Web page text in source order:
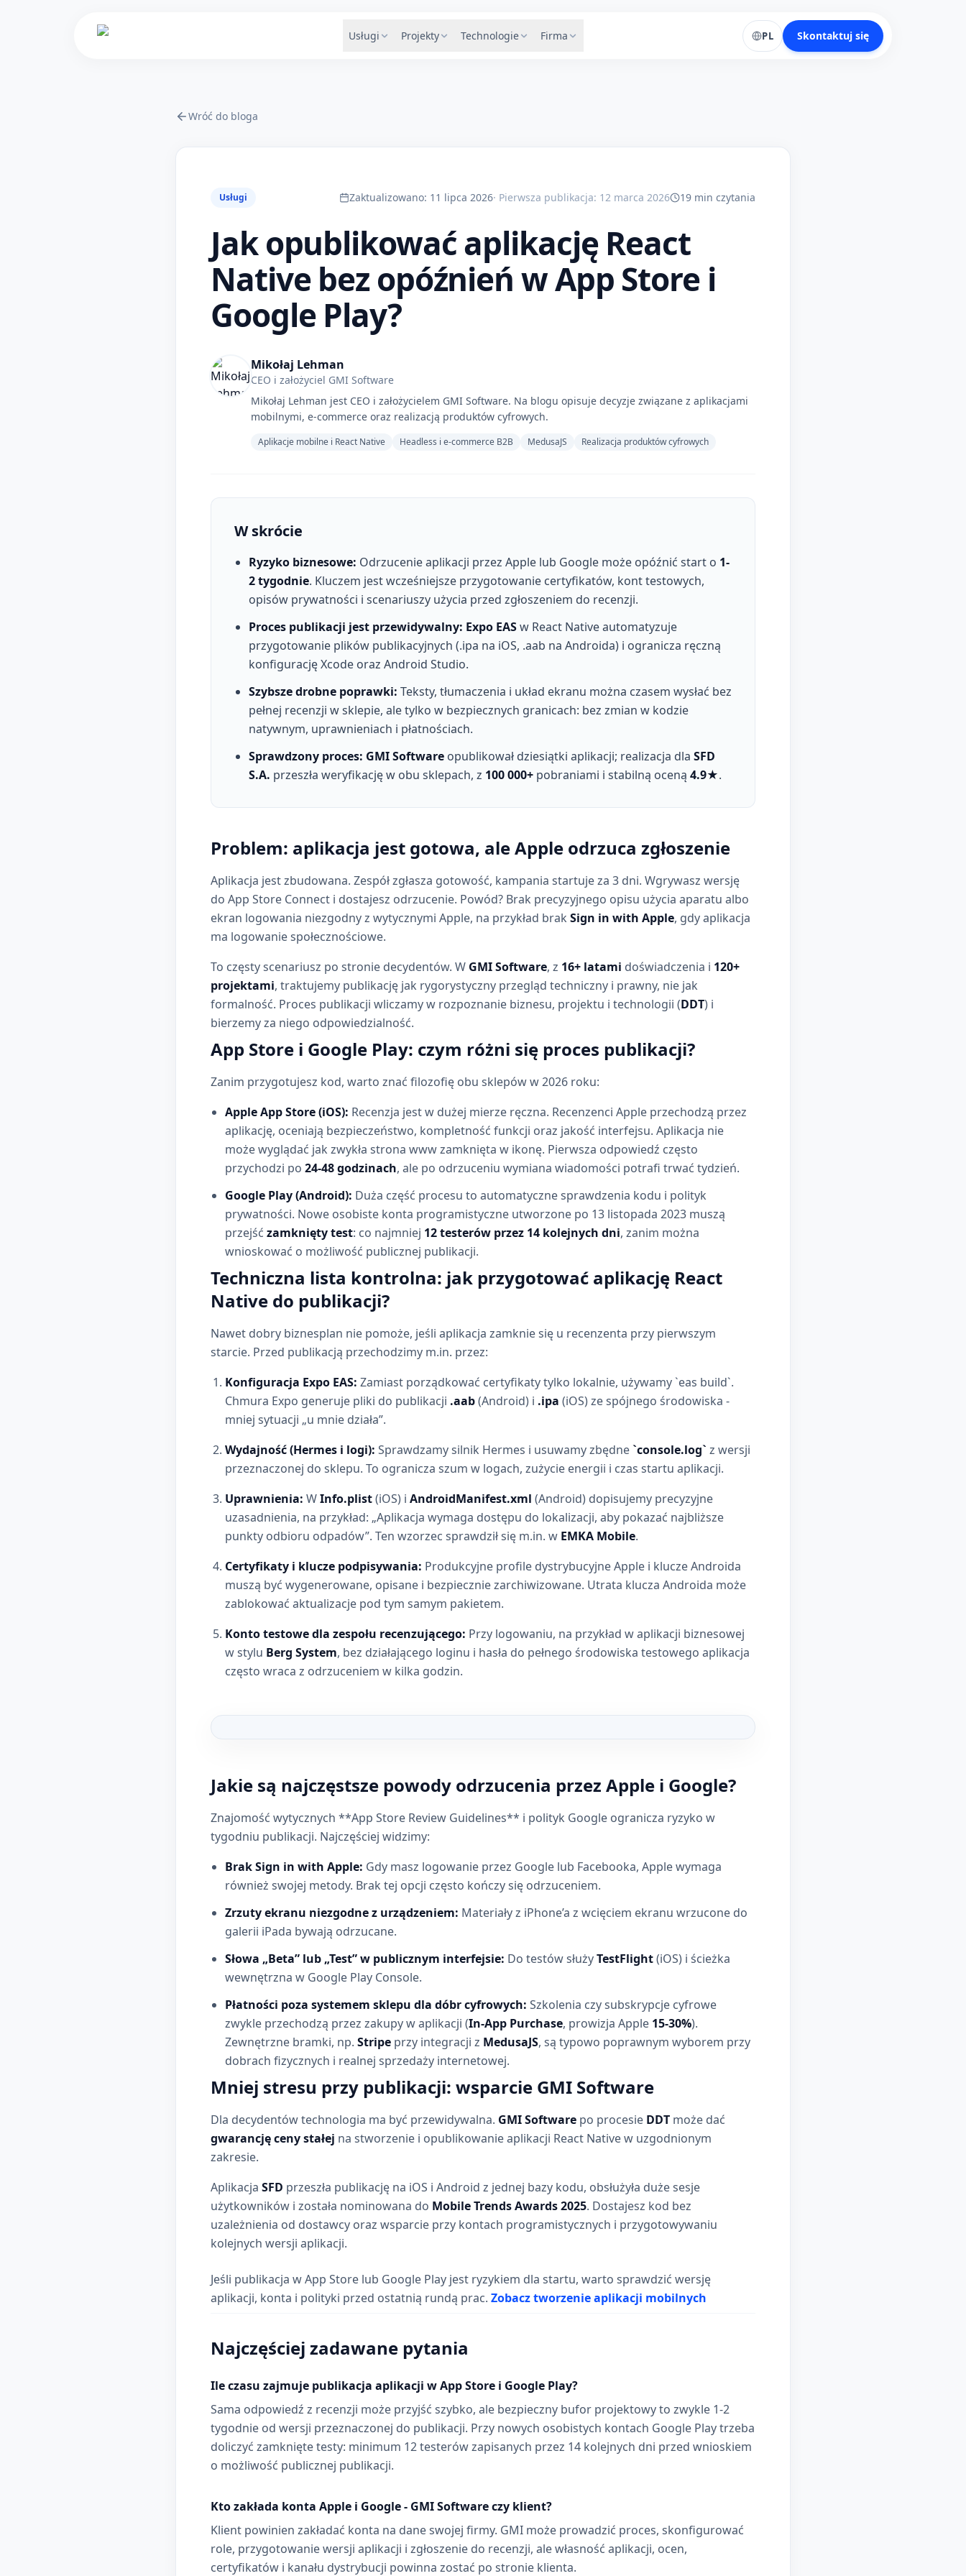
Usługi Projekty Technologie Firma PL Skontaktuj się
Wróć do bloga
Usługi Zaktualizowano: 11 lipca 2026· Pierwsza publikacja: 12 marca 2026 19 min czytania
Jak opublikować aplikację React
Native bez opóźnień w App Store i
Google Play?
Mikołaj Lehman
CEO i założyciel GMI Software
Mikołaj Lehman jest CEO i założycielem GMI Software. Na blogu opisuje decyzje związane z aplikacjami
mobilnymi, e-commerce oraz realizacją produktów cyfrowych.
Aplikacje mobilne i React Native Headless i e-commerce B2B MedusaJS Realizacja produktów cyfrowych
W skrócie
Ryzyko biznesowe: Odrzucenie aplikacji przez Apple lub Google może opóźnić start o 1-
2 tygodnie. Kluczem jest wcześniejsze przygotowanie certyfikatów, kont testowych,
opisów prywatności i scenariuszy użycia przed zgłoszeniem do recenzji.
Proces publikacji jest przewidywalny: Expo EASw React Native automatyzuje
przygotowanie plików publikacyjnych (.ipa na iOS, .aab na Androida) i ogranicza ręczną
konfigurację Xcode oraz Android Studio.
Szybsze drobne poprawki: Teksty, tłumaczenia i układ ekranu można czasem wysłać bez
pełnej recenzji w sklepie, ale tylko w bezpiecznych granicach: bez zmian w kodzie
natywnym, uprawnieniach i płatnościach.
Sprawdzony proces: GMI Software opublikował dziesiątki aplikacji; realizacja dla SFD
S.A. przeszła weryfikację w obu sklepach, z 100 000+ pobraniami i stabilną oceną 4.9★.
Problem: aplikacja jest gotowa, ale Apple odrzuca zgłoszenie
Aplikacja jest zbudowana. Zespół zgłasza gotowość, kampania startuje za 3 dni. Wgrywasz wersję
do App Store Connect i dostajesz odrzucenie. Powód? Brak precyzyjnego opisu użycia aparatu albo
ekran logowania niezgodny z wytycznymi Apple, na przykład brak Sign in with Apple, gdy aplikacja
ma logowanie społecznościowe.
To częsty scenariusz po stronie decydentów. W GMI Software, z 16+ latami doświadczenia i 120+
projektami, traktujemy publikację jak rygorystyczny przegląd techniczny i prawny, nie jak
formalność. Proces publikacji wliczamy w rozpoznanie biznesu, projektu i technologii (DDT) i
bierzemy za niego odpowiedzialność.
App Store i Google Play: czym różni się proces publikacji?
Zanim przygotujesz kod, warto znać filozofię obu sklepów w 2026 roku:
Apple App Store (iOS): Recenzja jest w dużej mierze ręczna. Recenzenci Apple przechodzą przez
aplikację, oceniają bezpieczeństwo, kompletność funkcji oraz jakość interfejsu. Aplikacja nie
może wyglądać jak zwykła strona www zamknięta w ikonę. Pierwsza odpowiedź często
przychodzi po 24-48 godzinach, ale po odrzuceniu wymiana wiadomości potrafi trwać tydzień.
Google Play (Android): Duża część procesu to automatyczne sprawdzenia kodu i polityk
prywatności. Nowe osobiste konta programistyczne utworzone po 13 listopada 2023 muszą
przejść zamknięty test: co najmniej 12 testerów przez 14 kolejnych dni, zanim można
wnioskować o możliwość publicznej publikacji.
Techniczna lista kontrolna: jak przygotować aplikację React
Native do publikacji?
Nawet dobry biznesplan nie pomoże, jeśli aplikacja zamknie się u recenzenta przy pierwszym
starcie. Przed publikacją przechodzimy m.in. przez:
Konfiguracja Expo EAS: Zamiast porządkować certyfikaty tylko lokalnie, używamy `eas build`.
Chmura Expo generuje pliki do publikacji .aab(Android) i .ipa (iOS) ze spójnego środowiska -
mniej sytuacji „u mnie działa”.
Wydajność (Hermes i logi): Sprawdzamy silnik Hermes i usuwamy zbędne`console.log` z wersji
przeznaczonej do sklepu. To ogranicza szum w logach, zużycie energii i czas startu aplikacji.
Uprawnienia: WInfo.plist(iOS) i AndroidManifest.xml (Android) dopisujemy precyzyjne
uzasadnienia, na przykład: „Aplikacja wymaga dostępu do lokalizacji, aby pokazać najbliższe
punkty odbioru odpadów”. Ten wzorzec sprawdził się m.in. w EMKA Mobile.
Certyfikaty i klucze podpisywania: Produkcyjne profile dystrybucyjne Apple i klucze Androida
muszą być wygenerowane, opisane i bezpiecznie zarchiwizowane. Utrata klucza Androida może
zablokować aktualizacje pod tym samym pakietem.
Konto testowe dla zespołu recenzującego: Przy logowaniu, na przykład w aplikacji biznesowej
w stylu Berg System, bez działającego loginu i hasła do pełnego środowiska testowego aplikacja
często wraca z odrzuceniem w kilka godzin.
Grafika do artykułu: Publikacja aplikacji React Native w App Store i Google Play: lista kontrolna 2026
Jakie są najczęstsze powody odrzucenia przez Apple i Google?
Znajomość wytycznych **App Store Review Guidelines** i polityk Google ogranicza ryzyko w
tygodniu publikacji. Najczęściej widzimy:
Brak Sign in with Apple: Gdy masz logowanie przez Google lub Facebooka, Apple wymaga
również swojej metody. Brak tej opcji często kończy się odrzuceniem.
Zrzuty ekranu niezgodne z urządzeniem: Materiały z iPhone’a z wcięciem ekranu wrzucone do
galerii iPada bywają odrzucane.
Słowa „Beta” lub „Test” w publicznym interfejsie: Do testów służyTestFlight(iOS) i ścieżka
wewnętrzna w Google Play Console.
Płatności poza systemem sklepu dla dóbr cyfrowych: Szkolenia czy subskrypcje cyfrowe
zwykle przechodzą przez zakupy w aplikacji (In-App Purchase, prowizja Apple 15-30%).
Zewnętrzne bramki, np. Stripe przy integracji z MedusaJS, są typowo poprawnym wyborem przy
dobrach fizycznych i realnej sprzedaży internetowej.
Mniej stresu przy publikacji: wsparcie GMI Software
Dla decydentów technologia ma być przewidywalna. GMI Software po procesie DDT może dać
gwarancję ceny stałej na stworzenie i opublikowanie aplikacji React Native w uzgodnionym
zakresie.
Aplikacja SFD przeszła publikację na iOS i Android z jednej bazy kodu, obsłużyła duże sesje
użytkowników i została nominowana do Mobile Trends Awards 2025. Dostajesz kod bez
uzależnienia od dostawcy oraz wsparcie przy kontach programistycznych i przygotowywaniu
kolejnych wersji aplikacji.
Jeśli publikacja w App Store lub Google Play jest ryzykiem dla startu, warto sprawdzić wersję
aplikacji, konta i polityki przed ostatnią rundą prac. Zobacz tworzenie aplikacji mobilnych
Najczęściej zadawane pytania
Ile czasu zajmuje publikacja aplikacji w App Store i Google Play?
Sama odpowiedź z recenzji może przyjść szybko, ale bezpieczny bufor projektowy to zwykle 1-2
tygodnie od wersji przeznaczonej do publikacji. Przy nowych osobistych kontach Google Play trzeba
doliczyć zamknięte testy: minimum 12 testerów zapisanych przez 14 kolejnych dni przed wnioskiem
o możliwość publicznej publikacji.
Kto zakłada konta Apple i Google - GMI Software czy klient?
Klient powinien zakładać konta na dane swojej firmy. GMI może prowadzić proces, skonfigurować
role, przygotowanie wersji aplikacji i zgłoszenie do recenzji, ale własność aplikacji, ocen,
certyfikatów i kanału dystrybucji powinna zostać po stronie klienta.